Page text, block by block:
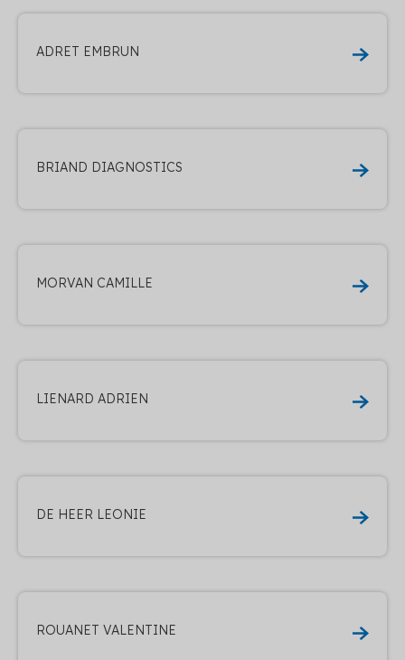
ADRET EMBRUN
BRIAND DIAGNOSTICS
MORVAN CAMILLE
LIENARD ADRIEN
DE HEER LEONIE
ROUANET VALENTINE